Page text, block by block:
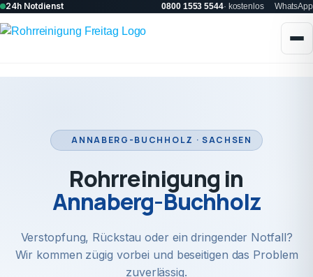
24h Notdienst 0800 1553 5544· kostenlos WhatsApp
ANNABERG-BUCHHOLZ · SACHSEN
Rohrreinigung in
Annaberg-Buchholz
Verstopfung, Rückstau oder ein dringender Notfall?
Wir kommen zügig vorbei und beseitigen das Problem
zuverlässig.